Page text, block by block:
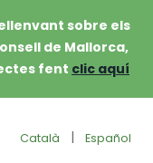
sobre els
de Mallorca,
fent clic aquí
Català | Español